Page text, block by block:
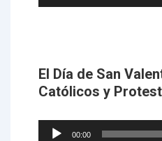
Player
El Día de San
Católicos y
Audio
00:00